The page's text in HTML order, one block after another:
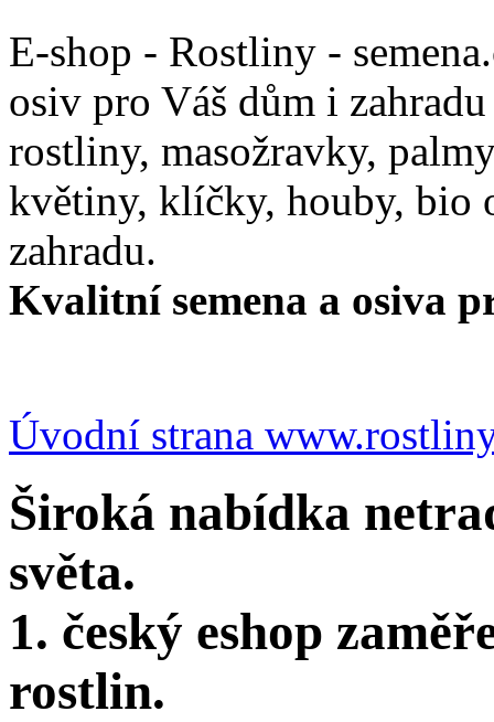
E-shop - Rostliny -
osiv pro Váš dům i
rostliny, masožravky,
květiny, klíčky, houby, bio
zahradu.
Kvalitní semena a osiva
Úvodní strana
Široká nabídka
světa.
1. český eshop
rostlin.